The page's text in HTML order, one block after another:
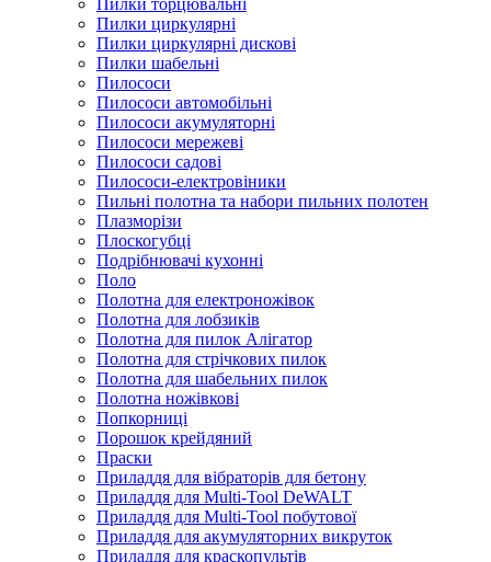
Пилки торцювальні
Пилки циркулярні
Пилки циркулярні дискові
Пилки шабельні
Пилососи
Пилососи автомобільні
Пилососи акумуляторні
Пилососи мережеві
Пилососи садові
Пилососи-електровіники
Пильні полотна та набори пильних полотен
Плазморізи
Плоскогубці
Подрібнювачі кухонні
Поло
Полотна для електроножівок
Полотна для лобзиків
Полотна для пилок Алігатор
Полотна для стрічкових пилок
Полотна для шабельних пилок
Полотна ножівкові
Попкорниці
Порошок крейдяний
Праски
Приладдя для вібраторів для бетону
Приладдя для Multi-Tool DeWALT
Приладдя для Multi-Tool побутової
Приладдя для акумуляторних викруток
Приладдя для краскопультів